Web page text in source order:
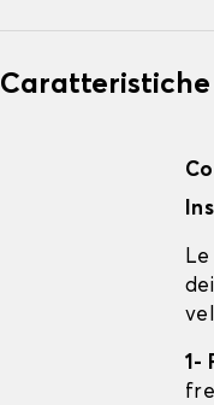
Caratteristiche
1-